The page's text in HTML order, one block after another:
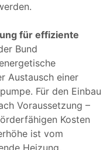
für effiziente
Bund
Austausch einer
Für den Einbau
Voraussetzung –
Kosten
ist vom